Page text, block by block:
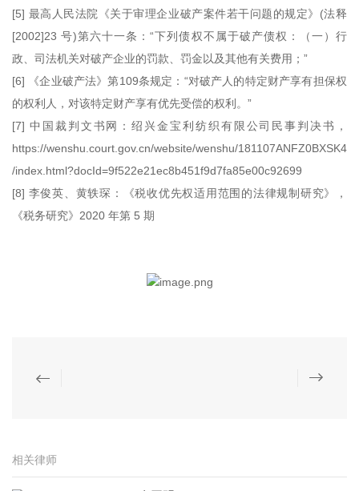
[5] 最高人民法院《关于审理企业破产案件若干问题的规定》(法释
[2002]23 号)第六十一条：“下列债权不属于破产债权：（一）行
政、司法机关对破产企业的罚款、罚金以及其他有关费用；”
[6] 《企业破产法》第109条规定：“对破产人的特定财产享有担保权
的权利人，对该特定财产享有优先受偿的权利。”
[7] 中国裁判文书网：绍兴金宝利纺织有限公司民事判决书，
https://wenshu.court.gov.cn/website/wenshu/181107ANFZ0BXSK4
/index.html?docId=9f522e21ec8b451f9d7fa85e00c92699
[8] 李俊英、黄轶琛：《税收优先权适用范围的法律规制研究》，
《税务研究》2020 年第 5 期
相关律师